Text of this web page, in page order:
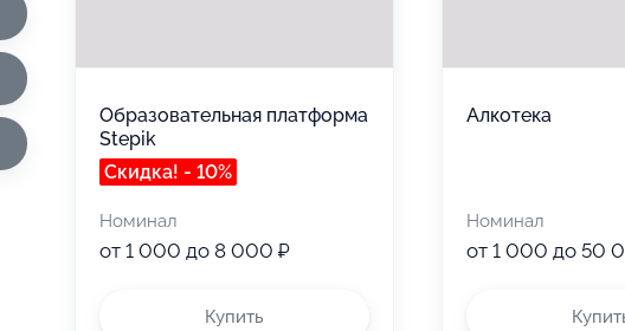
Образовательная платформа
Stepik
Скидка! - 10%
Номинал
от 1 000 до 8 000 ₽
Купить
Алкотека
Номинал
от 1 000 до 50